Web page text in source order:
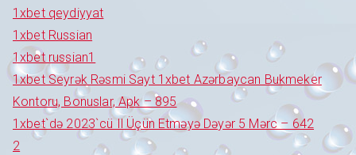
1xbet qeydiyyat
1xbet Russian
1xbet russian1
1xbet Seyrək Rəsmi Sayt 1xbet Azərbaycan Bukmeker
Kontoru, Bonuslar, Apk – 895
1xbet`də 2023`cü Il Üçün Etməyə Dəyər 5 Mərc – 642
2